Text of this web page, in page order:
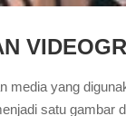
media yang
satu gambar